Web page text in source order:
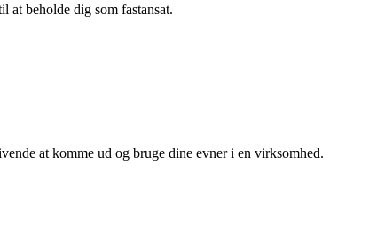
beholde dig som fastansat.
at komme ud og bruge dine evner i en virksomhed.